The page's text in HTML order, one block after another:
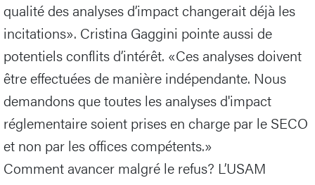
qualité des analyses d’impact changerait déjà les
incitations». Cristina Gaggini pointe aussi de
potentiels conflits d’intérêt. «Ces analyses doivent
être effectuées de manière indépendante. Nous
demandons que toutes les analyses d'impact
réglementaire soient prises en charge par le SECO
et non par les offices compétents.»
Comment avancer malgré le refus? L’USAM